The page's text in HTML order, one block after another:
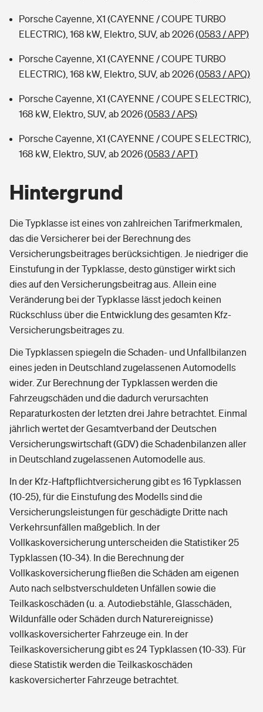
Porsche Cayenne, X1 (CAYENNE / COUPE TURBO
ELECTRIC), 168 kW, Elektro, SUV, ab 2026(0583 / APP)
Porsche Cayenne, X1 (CAYENNE / COUPE TURBO
ELECTRIC), 168 kW, Elektro, SUV, ab 2026(0583 / APQ)
Porsche Cayenne, X1 (CAYENNE / COUPE S ELECTRIC),
168 kW, Elektro, SUV, ab 2026(0583 / APS)
Porsche Cayenne, X1 (CAYENNE / COUPE S ELECTRIC),
168 kW, Elektro, SUV, ab 2026(0583 / APT)
Hintergrund
Die Typklasse ist eines von zahlreichen Tarifmerkmalen,
das die Versicherer bei der Berechnung des
Versicherungsbeitrages berücksichtigen. Je niedriger die
Einstufung in der Typklasse, desto günstiger wirkt sich
dies auf den Versicherungsbeitrag aus. Allein eine
Veränderung bei der Typklasse lässt jedoch keinen
Rückschluss über die Entwicklung des gesamten Kfz-
Versicherungsbeitrages zu.
Die Typklassen spiegeln die Schaden- und Unfallbilanzen
eines jeden in Deutschland zugelassenen Automodells
wider. Zur Berechnung der Typklassen werden die
Fahrzeugschäden und die dadurch verursachten
Reparaturkosten der letzten drei Jahre betrachtet. Einmal
jährlich wertet der Gesamtverband der Deutschen
Versicherungswirtschaft (GDV) die Schadenbilanzen aller
in Deutschland zugelassenen Automodelle aus.
In der Kfz-Haftpflichtversicherung gibt es 16 Typklassen
(10-25), für die Einstufung des Modells sind die
Versicherungsleistungen für geschädigte Dritte nach
Verkehrsunfällen maßgeblich. In der
Vollkaskoversicherung unterscheiden die Statistiker 25
Typklassen (10-34). In die Berechnung der
Vollkaskoversicherung fließen die Schäden am eigenen
Auto nach selbstverschuldeten Unfällen sowie die
Teilkaskoschäden (u. a. Autodiebstähle, Glasschäden,
Wildunfälle oder Schäden durch Naturereignisse)
vollkaskoversicherter Fahrzeuge ein. In der
Teilkaskoversicherung gibt es 24 Typklassen (10-33). Für
diese Statistik werden die Teilkaskoschäden
kaskoversicherter Fahrzeuge betrachtet.